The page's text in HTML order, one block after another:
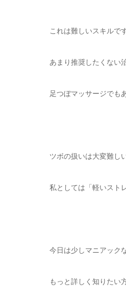
これは難しいスキルで
あまり推奨したくない
足つぼマッサージでも
ツボの扱いは大変難し
私としては「軽いスト
今日は少しマニアック
もっと詳しく知りたい